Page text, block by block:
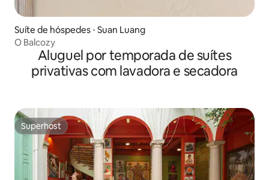
Suíte de hóspedes ⋅ Suan Luang
O Balcozy
Aluguel por temporada de suítes
privativas com lavadora e secadora
Superhost
Superhost